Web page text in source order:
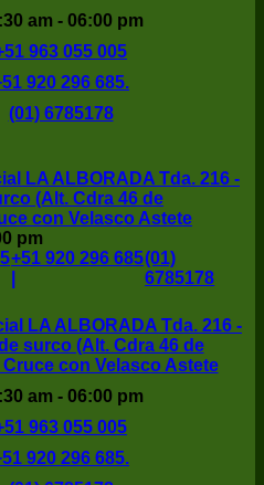
am - 06:00 pm
963 055 005
920 296 685.
(01) 6785178
LA ALBORADA Tda. 216 -
(Alt. Cdra 46 de
con Velasco Astete
pm
+51 920 296 685(01)
6785178
LA ALBORADA Tda. 216 -
surco (Alt. Cdra 46 de
con Velasco Astete
am - 06:00 pm
963 055 005
920 296 685.